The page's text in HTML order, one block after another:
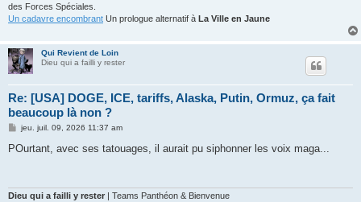
des Forces Spéciales.
Un cadavre encombrant Un prologue alternatif à La Ville en Jaune
Qui Revient de Loin
Dieu qui a failli y rester
Re: [USA] DOGE, ICE, tariffs, Alaska, Putin, Ormuz, ça fait
beaucoup là non ?
M
s
jeu. juil. 09, 2026 11:37 am
POurtant, avec ses tatouages, il aurait pu siphonner les voix maga...
Dieu qui a failli y rester | Teams Panthéon & Bienvenue